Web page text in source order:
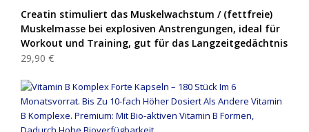
Creatin stimuliert das Muskelwachstum / (fettfreie)
Muskelmasse bei explosiven Anstrengungen, ideal für
Workout und Training, gut für das Langzeitgedächtnis
29,90 €